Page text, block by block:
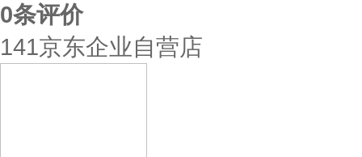
0条评价
141京东企业自营店